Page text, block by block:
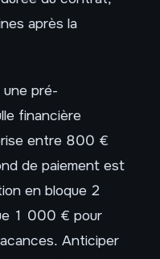
après la
une pré-
financière
entre 800 €
de paiement est
en bloque 2
1 000 € pour
Anticiper